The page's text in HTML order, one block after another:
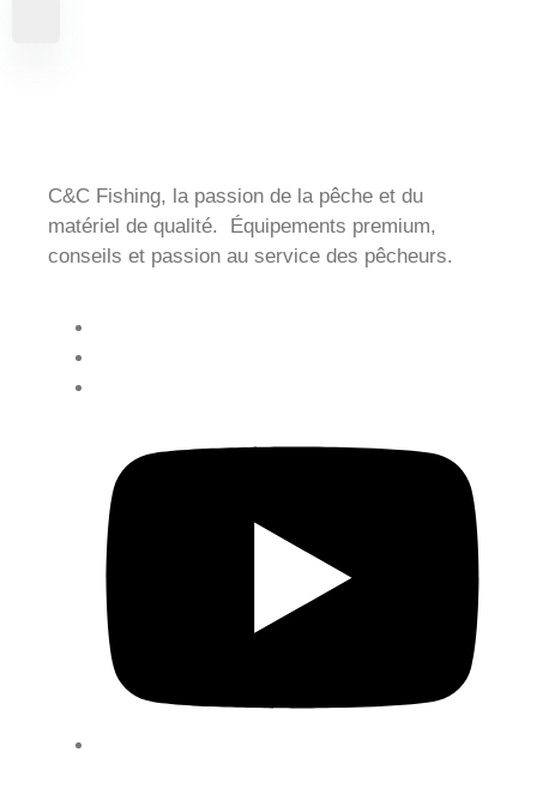
C&C Fishing, la passion de la pêche et du
matériel de qualité. Équipements premium,
conseils et passion au service des pêcheurs.